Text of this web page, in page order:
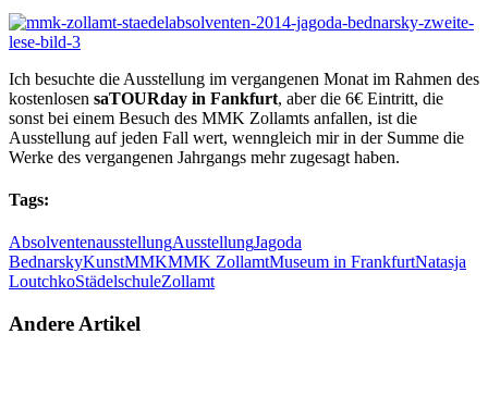
Ich besuchte die Ausstellung im vergangenen Monat im Rahmen des
kostenlosen saTOURday in Fankfurt, aber die 6€ Eintritt, die
sonst bei einem Besuch des MMK Zollamts anfallen, ist die
Ausstellung auf jeden Fall wert, wenngleich mir in der Summe die
Werke des vergangenen Jahrgangs mehr zugesagt haben.
Tags:
AbsolventenausstellungAusstellungJagoda
BednarskyKunstMMKMMK ZollamtMuseum in FrankfurtNatasja
LoutchkoStädelschuleZollamt
Andere Artikel